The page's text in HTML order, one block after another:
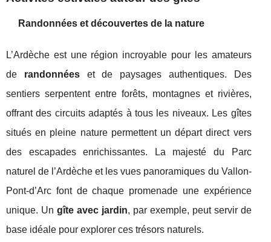
Randonnées et découvertes de la nature
L’Ardèche est une région incroyable pour les amateurs
de randonnéeset de paysages authentiques. Des
sentiers serpentent entre forêts, montagnes et rivières,
offrant des circuits adaptés à tous les niveaux. Les gîtes
situés en pleine nature permettent un départ direct vers
des escapades enrichissantes. La majesté du Parc
naturel de l’Ardèche et les vues panoramiques du Vallon-
Pont-d’Arc font de chaque promenade une expérience
unique. Un gîte avec jardin, par exemple, peut servir de
base idéale pour explorer ces trésors naturels.